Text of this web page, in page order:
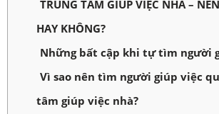
TRUNG TÂM GIÚP VIỆC NHÀ –
HAY KHÔNG?
Những bất cập khi tự tìm người
Vì sao nên tìm người giúp việc
tâm giúp việc nhà?